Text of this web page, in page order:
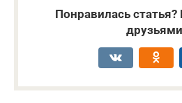
Понравилась